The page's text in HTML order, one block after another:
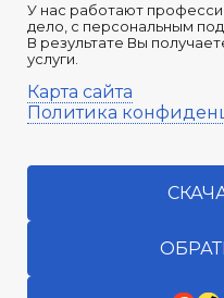
У нас работают
дело, с персональным
В результате Вы
услуги.
Карта сайта
Политика